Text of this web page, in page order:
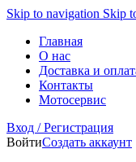
Skip to navigation Skip
Главная
О нас
Доставка и
Контакты
Мотосервис
Вход / Регистрация
ВойтиСоздать аккаунт